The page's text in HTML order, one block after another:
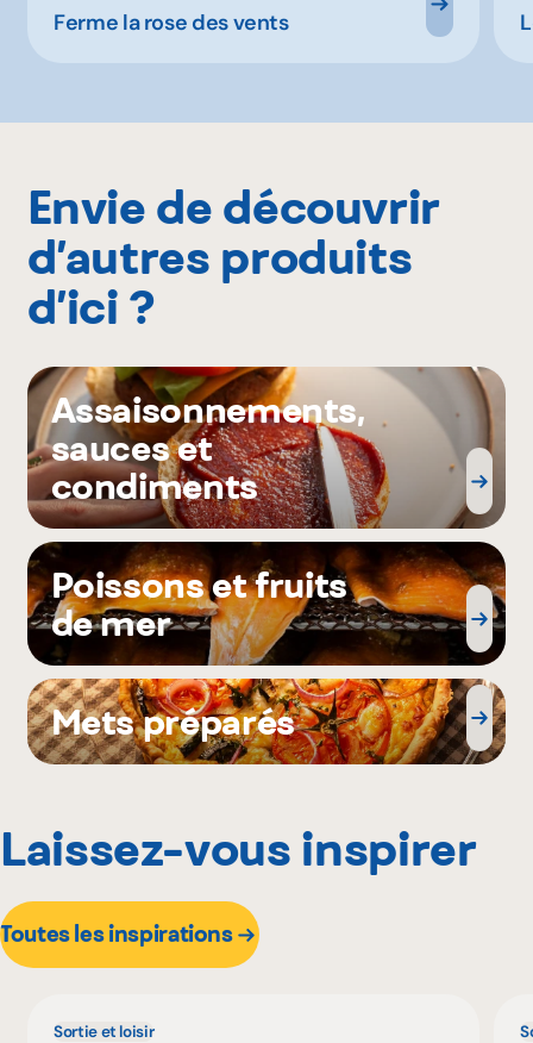
Ferme la rose des vents
Envie de découvrir
d’autres produits
d’ici ?
Assaisonnements,
sauces et
condiments
Poissons et fruits
de mer
Mets préparés
Laissez-vous inspirer
Toutes les inspirations
Sortie et loisir